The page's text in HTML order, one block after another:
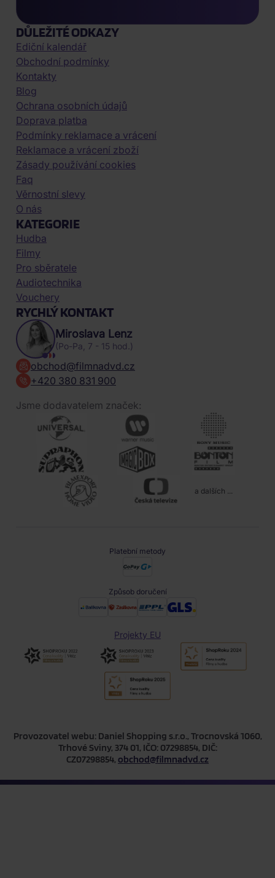
DŮLEŽITÉ ODKAZY
Ediční kalendář
Obchodní podmínky
Kontakty
Blog
Ochrana osobních údajů
Doprava platba
Podmínky reklamace a vrácení
Reklamace a vrácení zboží
Zásady používání cookies
Faq
Věrnostní slevy
O nás
KATEGORIE
Hudba
Filmy
Pro sběratele
Audiotechnika
Vouchery
RYCHLÝ KONTAKT
Miroslava Lenz
(Po-Pa, 7 - 15 hod.)
obchod@filmnadvd.cz
+420 380 831 900
Jsme dodavatelem značek:
a dalších ...
Platební metody
Způsob doručení
Projekty EU
Provozovatel webu: Daniel Shopping s.r.o., Trocnovská 1060,
Trhové Sviny, 374 01, IČO: 07298854, DIČ:
CZ07298854, obchod@filmnadvd.cz